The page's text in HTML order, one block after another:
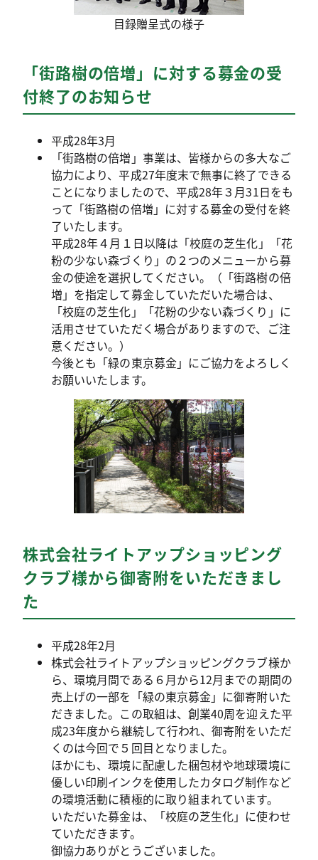
目録贈呈式の様子
「街路樹の倍増」に対する募金の受
付終了のお知らせ
平成28年3月
「街路樹の倍増」事業は、皆様からの多大なご
協力により、平成27年度末で無事に終了できる
ことになりましたので、平成28年３月31日をも
って「街路樹の倍増」に対する募金の受付を終
了いたします。
平成28年４月１日以降は「校庭の芝生化」「花
粉の少ない森づくり」の２つのメニューから募
金の使途を選択してください。（「街路樹の倍
増」を指定して募金していただいた場合は、
「校庭の芝生化」「花粉の少ない森づくり」に
活用させていただく場合がありますので、ご注
意ください。）
今後とも「緑の東京募金」にご協力をよろしく
お願いいたします。
株式会社ライトアップショッピング
クラブ様から御寄附をいただきまし
た
平成28年2月
株式会社ライトアップショッピングクラブ様か
ら、環境月間である６月から12月までの期間の
売上げの一部を「緑の東京募金」に御寄附いた
だきました。この取組は、創業40周を迎えた平
成23年度から継続して行われ、御寄附をいただ
くのは今回で５回目となりました。
ほかにも、環境に配慮した梱包材や地球環境に
優しい印刷インクを使用したカタログ制作など
の環境活動に積極的に取り組まれています。
いただいた募金は、「校庭の芝生化」に使わせ
ていただきます。
御協力ありがとうございました。